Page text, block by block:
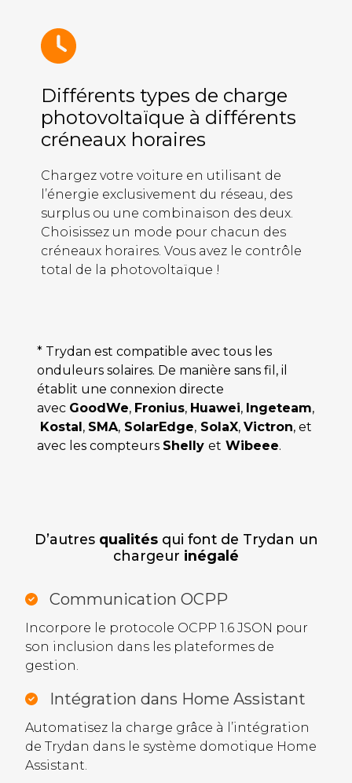
Différents types de charge
photovoltaïque à différents
créneaux horaires
Chargez votre voiture en utilisant de
l’énergie exclusivement du réseau, des
surplus ou une combinaison des deux.
Choisissez un mode pour chacun des
créneaux horaires. Vous avez le contrôle
total de la photovoltaïque !
* Trydan est compatible avec tous les
onduleurs solaires. De manière sans fil, il
établit une connexion directe
avec GoodWe, Fronius, Huawei, Ingeteam,
Kostal, SMA, SolarEdge, SolaX, Victron, et
avec les compteurs Shelly et Wibeee.
D’autres qualitésqui font de Trydan un
chargeur inégalé
Communication OCPP
Incorpore le protocole OCPP 1.6 JSON pour
son inclusion dans les plateformes de
gestion.
Intégration dans Home Assistant
Automatisez la charge grâce à l’intégration
de Trydan dans le système domotique Home
Assistant.